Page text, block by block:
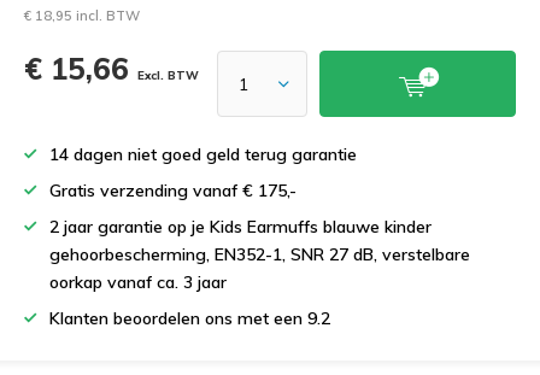
€ 18,95 incl. BTW
€ 15,66 Excl. BTW
14 dagen niet goed geld terug garantie
Gratis verzending vanaf € 175,-
2 jaar garantie op je Kids Earmuffs blauwe kinder
gehoorbescherming, EN352-1, SNR 27 dB, verstelbare
oorkap vanaf ca. 3 jaar
Klanten beoordelen ons met een 9.2